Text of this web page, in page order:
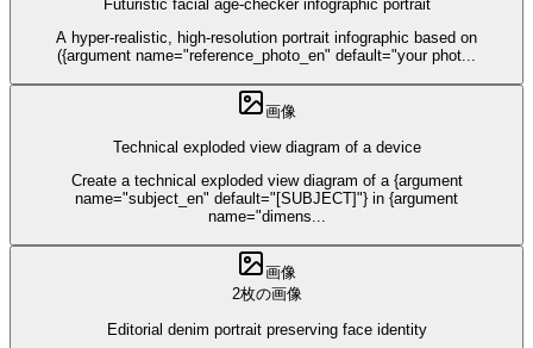
Futuristic facial age-checker infographic portrait
A hyper-realistic, high-resolution portrait infographic based on
({argument name="reference_photo_en" default="your phot...
画像
Technical exploded view diagram of a device
Create a technical exploded view diagram of a {argument
name="subject_en" default="[SUBJECT]"} in {argument
name="dimens...
画像
2枚の画像
Editorial denim portrait preserving face identity